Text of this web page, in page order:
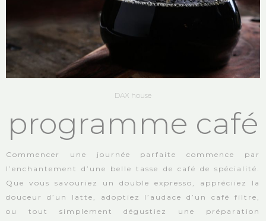
DAX house
programme café
Commencer une journée parfaite commence par
l’enchantement d’une belle tasse de café de spécialité.
Que vous savouriez un double expresso, appréciiez la
douceur d’un latte, adoptiez l’audace d’un café filtre,
ou tout simplement dégustiez une préparation